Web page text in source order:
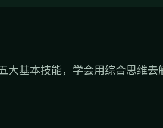
大基本技能，学会用综合思维